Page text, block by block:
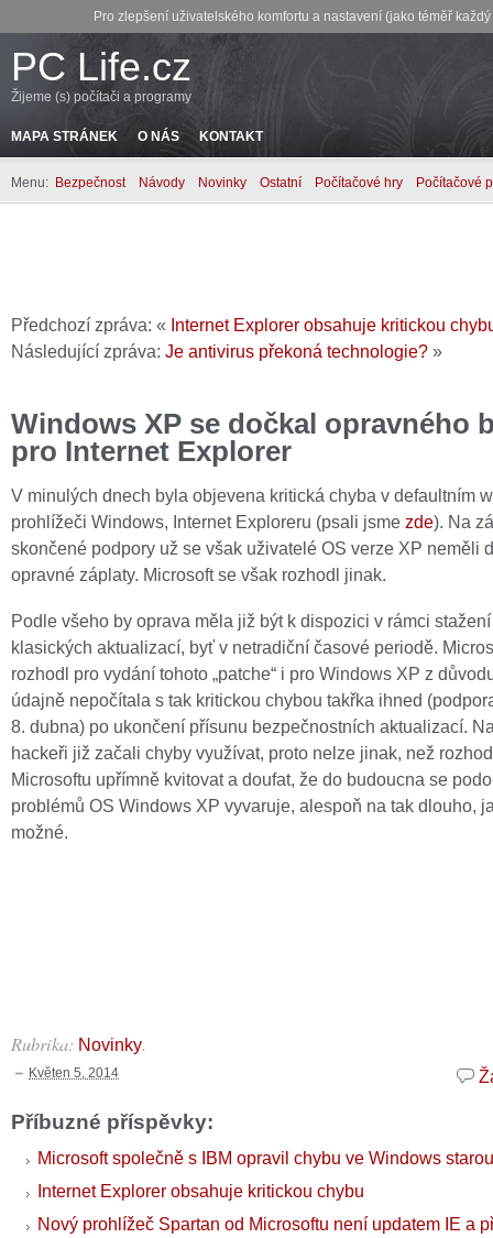
Pro zlepšení uživatelského komfortu a nastavení (jako téměř
PC Life.cz
Žijeme (s) počítači a programy
MAPA STRÁNEK O NÁS KONTAKT
Menu: Bezpečnost Návody Novinky Ostatní Počítačové hry Počítačové
Předchozí zpráva: « Internet Explorer obsahuje kritickou
Následující zpráva: Je antivirus překoná technologie? »
Windows XP se dočkal opravného
pro Internet Explorer
V minulých dnech byla objevena kritická chyba v defaultním
prohlížeči Windows, Internet Exploreru (psali jsme zde). Na
skončené podpory už se však uživatelé OS verze XP neměli
opravné záplaty. Microsoft se však rozhodl jinak.
Podle všeho by oprava měla již být k dispozici v rámci stažení
klasických aktualizací, byť v netradiční časové periodě.
rozhodl pro vydání tohoto „patche“ i pro Windows XP z
údajně nepočítala s tak kritickou chybou takřka ihned
8. dubna) po ukončení přísunu bezpečnostních aktualizací.
hackeři již začali chyby využívat, proto nelze jinak, než
Microsoftu upřímně kvitovat a doufat, že do budoucna se
problémů OS Windows XP vyvaruje, alespoň na tak dlouho,
možné.
Rubrika: Novinky.
Květen 5, 2014
Příbuzné příspěvky:
Microsoft společně s IBM opravil chybu ve Windows
Internet Explorer obsahuje kritickou chybu
Nový prohlížeč Spartan od Microsoftu není updatem IE a